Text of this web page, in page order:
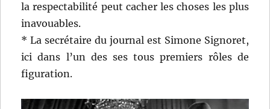
la respectabilité peut cacher les choses les plus
inavouables.
* La secrétaire du journal est Simone Signoret,
ici dans l’un des ses tous premiers rôles de
figuration.